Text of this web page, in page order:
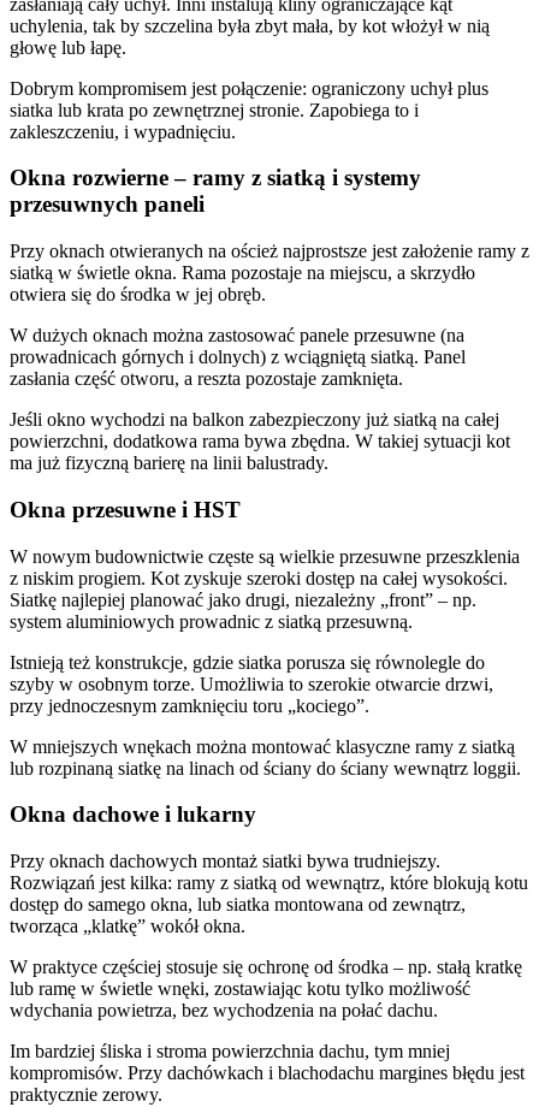
uchylenia, tak by szczelina była zbyt mała, by kot włożył w nią
głowę lub łapę.
Dobrym kompromisem jest połączenie: ograniczony uchył plus
siatka lub krata po zewnętrznej stronie. Zapobiega to i
zakleszczeniu, i wypadnięciu.
Okna rozwierne – ramy z siatką i systemy
przesuwnych paneli
Przy oknach otwieranych na oścież najprostsze jest założenie ramy z
siatką w świetle okna. Rama pozostaje na miejscu, a skrzydło
otwiera się do środka w jej obręb.
W dużych oknach można zastosować panele przesuwne (na
prowadnicach górnych i dolnych) z wciągniętą siatką. Panel
zasłania część otworu, a reszta pozostaje zamknięta.
Jeśli okno wychodzi na balkon zabezpieczony już siatką na całej
powierzchni, dodatkowa rama bywa zbędna. W takiej sytuacji kot
ma już fizyczną barierę na linii balustrady.
Okna przesuwne i HST
W nowym budownictwie częste są wielkie przesuwne przeszklenia
z niskim progiem. Kot zyskuje szeroki dostęp na całej wysokości.
Siatkę najlepiej planować jako drugi, niezależny „front” – np.
system aluminiowych prowadnic z siatką przesuwną.
Istnieją też konstrukcje, gdzie siatka porusza się równolegle do
szyby w osobnym torze. Umożliwia to szerokie otwarcie drzwi,
przy jednoczesnym zamknięciu toru „kociego”.
W mniejszych wnękach można montować klasyczne ramy z siatką
lub rozpinaną siatkę na linach od ściany do ściany wewnątrz loggii.
Okna dachowe i lukarny
Przy oknach dachowych montaż siatki bywa trudniejszy.
Rozwiązań jest kilka: ramy z siatką od wewnątrz, które blokują kotu
dostęp do samego okna, lub siatka montowana od zewnątrz,
tworząca „klatkę” wokół okna.
W praktyce częściej stosuje się ochronę od środka – np. stałą kratkę
lub ramę w świetle wnęki, zostawiając kotu tylko możliwość
wdychania powietrza, bez wychodzenia na połać dachu.
Im bardziej śliska i stroma powierzchnia dachu, tym mniej
kompromisów. Przy dachówkach i blachodachu margines błędu jest
praktycznie zerowy.